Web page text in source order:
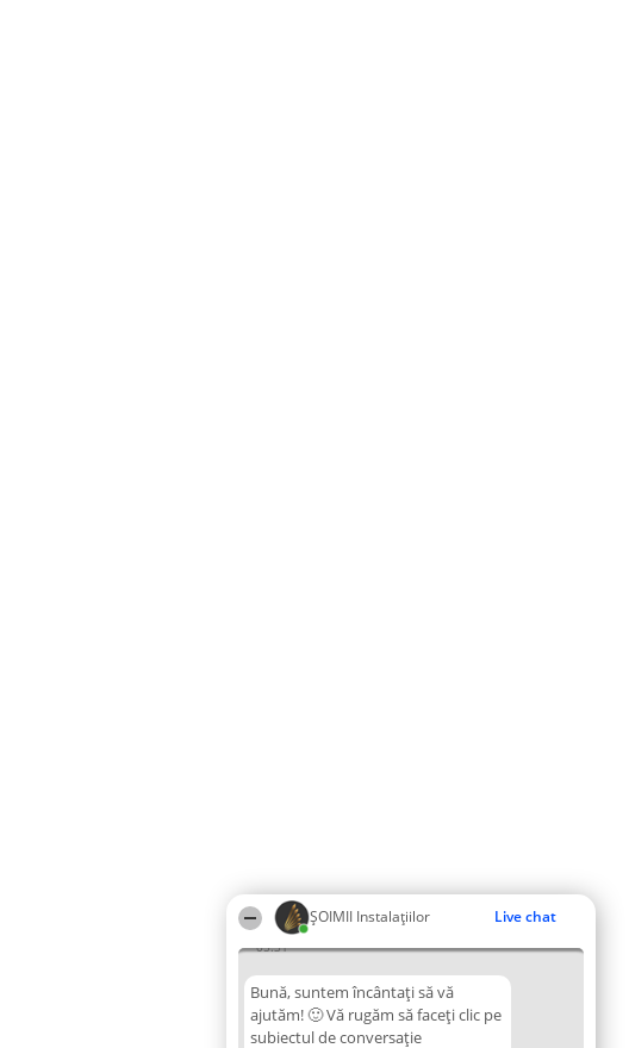
ŞOIMII Instalaţiilor Live chat
05:31
Bună, suntem încântați să vă
ajutăm! 🙂 Vă rugăm să faceți clic pe
subiectul de conversație